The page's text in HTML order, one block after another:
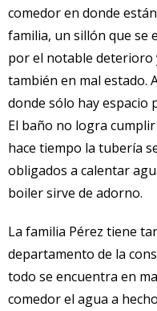
comedor en donde
familia, un sillón que se
por el notable deterioro
también en mal estado.
donde sólo hay espacio
El baño no logra
hace tiempo la tubería
obligados a calentar
boiler sirve de adorno.
La familia Pérez tiene
departamento de la
todo se encuentra en
comedor el agua a